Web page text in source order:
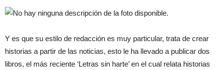
Y es que su estilo de redacción es muy particular, trata de crear
historias a partir de las noticias, esto le ha llevado a publicar dos
libros, el más reciente ‘Letras sin harte’ en el cual relata historias